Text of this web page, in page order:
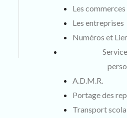
Les commerces
Les entreprises
Numéros et
A.D.M.R.
Portage des
Transport